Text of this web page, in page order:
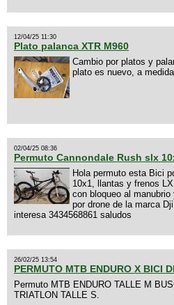
12/04/25 11:30
Plato palanca XTR M960
Cambio por platos y
plato es nuevo, a
02/04/25 08:36
Permuto Cannondale Rush slx
Hola permuto esta Bici
10x1, llantas y frenos
con bloqueo al
por drone de la marca
interesa 3434568861 saludos
26/02/25 13:54
PERMUTO MTB ENDURO X BICI
Permuto MTB ENDURO TALLE M
TRIATLON TALLE S.